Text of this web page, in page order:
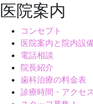
医院案内
コンセプト
医院案内と院内設
電話相談
院長紹介
歯科治療の料金表
診療時間・アクセス